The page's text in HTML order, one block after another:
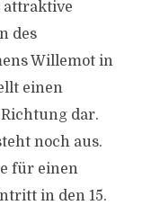
attraktive
des
Willemot in
einen
dar.
noch aus.
für einen
in den 15.